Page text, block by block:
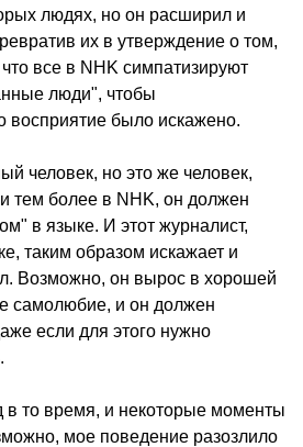
людях, но он расширил и
их в утверждение о том,
что все в NHK симпатизируют
люди", чтобы
восприятие было искажено.
человек, но это же человек,
более в NHK, он должен
в языке. И этот журналист,
таким образом искажает и
Возможно, он вырос в хорошей
самолюбие, и он должен
если для этого нужно
в то время, и некоторые моменты
мое поведение разозлило